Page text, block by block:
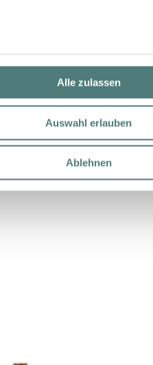
Alle zulassen
Auswahl erlauben
Ablehnen